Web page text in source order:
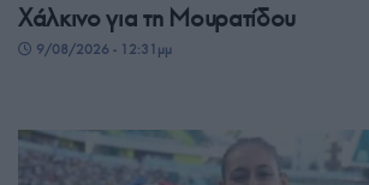
Χάλκινο για τη Μουρατίδου
9/08/2026 - 12:31μμ